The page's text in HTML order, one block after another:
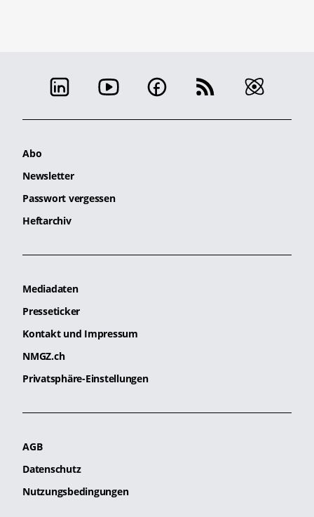
Abo
Newsletter
Passwort vergessen
Heftarchiv
Mediadaten
Presseticker
Kontakt und Impressum
NMGZ.ch
Privatsphäre-Einstellungen
AGB
Datenschutz
Nutzungsbedingungen